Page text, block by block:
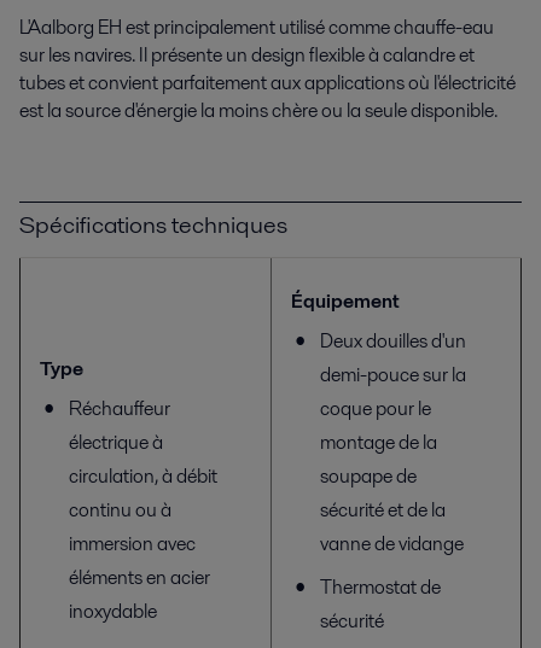
L'Aalborg EH est principalement utilisé comme chauffe-eau
sur les navires. Il présente un design flexible à calandre et
tubes et convient parfaitement aux applications où l'électricité
est la source d'énergie la moins chère ou la seule disponible.
Spécifications techniques
Type
Réchauffeur
électrique à
circulation, à débit
continu ou à
immersion avec
éléments en acier
inoxydable
Équipement
Deux douilles d'un
demi-pouce sur la
coque pour le
montage de la
soupape de
sécurité et de la
vanne de vidange
Thermostat de
sécurité